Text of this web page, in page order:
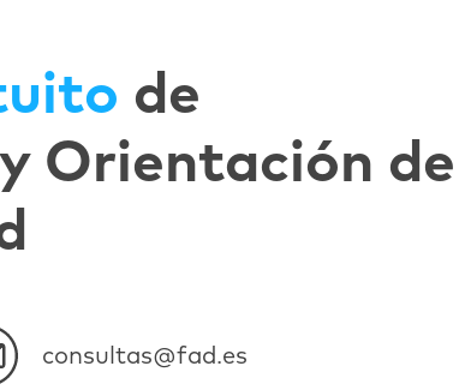
de
Orientación de
consultas@fad.es